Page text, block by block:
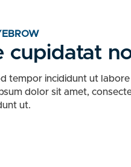
cupidatat
tempor incididunt ut
dolor sit amet,
ut.